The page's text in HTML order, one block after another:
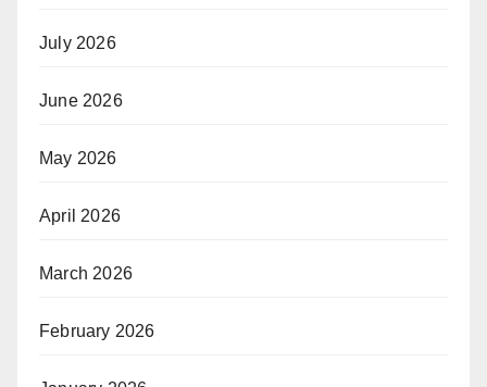
July 2026
June 2026
May 2026
April 2026
March 2026
February 2026